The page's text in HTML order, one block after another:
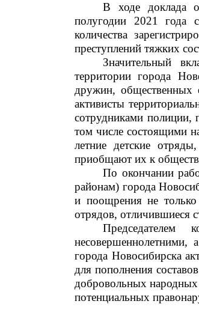
В ходе доклада
полугодии 2021 года
количества
преступлений тяжких
Значительный
территории города
дружин, общественных
активисты
сотрудниками полиции,
том числе состоящими
летние детские
приобщают их к
По окончании
районам) города
и поощрения не
отрядов, отличившиеся
несовершеннолетними,
города Новосибирска
для пополнения
добровольных
потенциальных